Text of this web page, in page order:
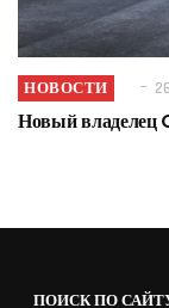
НОВОСТИ
Новый владелец
ПОИСК ПО